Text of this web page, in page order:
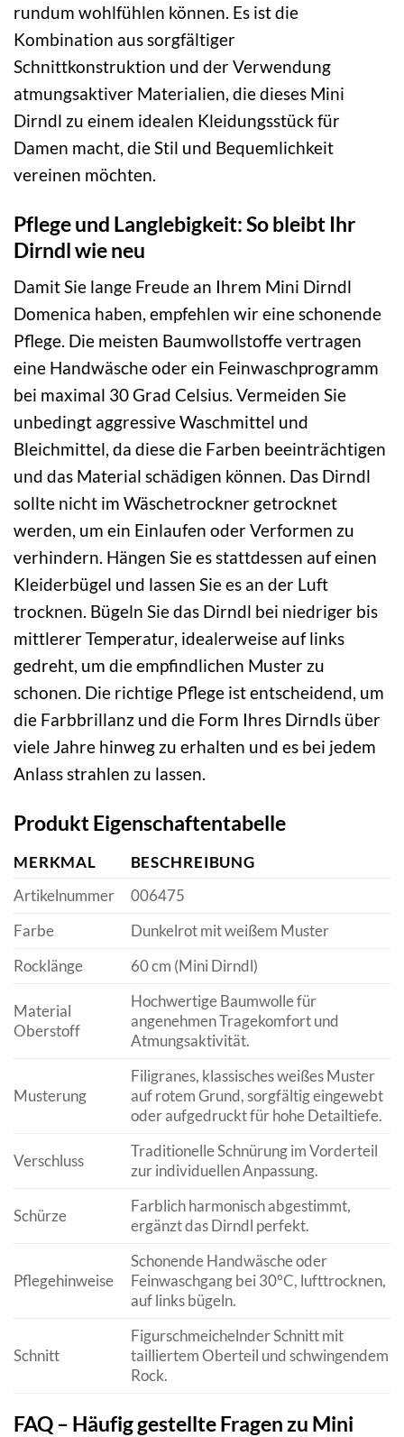
rundum wohlfühlen können. Es ist die
Kombination aus sorgfältiger
Schnittkonstruktion und der Verwendung
atmungsaktiver Materialien, die dieses Mini
Dirndl zu einem idealen Kleidungsstück für
Damen macht, die Stil und Bequemlichkeit
vereinen möchten.
Pflege und Langlebigkeit: So bleibt Ihr
Dirndl wie neu
Damit Sie lange Freude an Ihrem Mini Dirndl
Domenica haben, empfehlen wir eine schonende
Pflege. Die meisten Baumwollstoffe vertragen
eine Handwäsche oder ein Feinwaschprogramm
bei maximal 30 Grad Celsius. Vermeiden Sie
unbedingt aggressive Waschmittel und
Bleichmittel, da diese die Farben beeinträchtigen
und das Material schädigen können. Das Dirndl
sollte nicht im Wäschetrockner getrocknet
werden, um ein Einlaufen oder Verformen zu
verhindern. Hängen Sie es stattdessen auf einen
Kleiderbügel und lassen Sie es an der Luft
trocknen. Bügeln Sie das Dirndl bei niedriger bis
mittlerer Temperatur, idealerweise auf links
gedreht, um die empfindlichen Muster zu
schonen. Die richtige Pflege ist entscheidend, um
die Farbbrillanz und die Form Ihres Dirndls über
viele Jahre hinweg zu erhalten und es bei jedem
Anlass strahlen zu lassen.
Produkt Eigenschaftentabelle
MERKMAL
BESCHREIBUNG
Artikelnummer
006475
Farbe
Dunkelrot mit weißem Muster
Rocklänge
60 cm (Mini Dirndl)
Material
Oberstoff
Hochwertige Baumwolle für
angenehmen Tragekomfort und
Atmungsaktivität.
Musterung
Filigranes, klassisches weißes Muster
auf rotem Grund, sorgfältig eingewebt
oder aufgedruckt für hohe Detailtiefe.
Verschluss
Traditionelle Schnürung im Vorderteil
zur individuellen Anpassung.
Schürze
Farblich harmonisch abgestimmt,
ergänzt das Dirndl perfekt.
Pflegehinweise
Schonende Handwäsche oder
Feinwaschgang bei 30°C, lufttrocknen,
auf links bügeln.
Schnitt
Figurschmeichelnder Schnitt mit
tailliertem Oberteil und schwingendem
Rock.
FAQ – Häufig gestellte Fragen zu Mini